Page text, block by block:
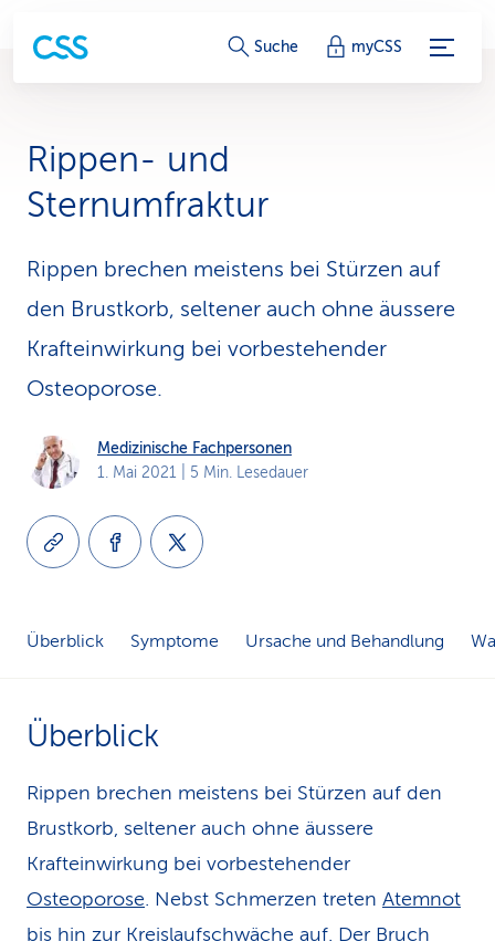
S
r
v
i
c
e
-
i
n
Suche myCSS
Rippen- und
Sternumfraktur
Rippen brechen meistens bei Stürzen auf
den Brustkorb, seltener auch ohne äussere
Krafteinwirkung bei vorbestehender
Osteoporose.
Medizinische Fachpersonen
1. Mai 2021 | 5 Min. Lesedauer
Überblick Symptome Ursache und Behandlung
Überblick
Rippen brechen meistens bei Stürzen auf den
Brustkorb, seltener auch ohne äussere
Krafteinwirkung bei vorbestehender
Osteoporose. Nebst Schmerzen treten Atemnot
bis hin zur Kreislaufschwäche auf. Der Bruch